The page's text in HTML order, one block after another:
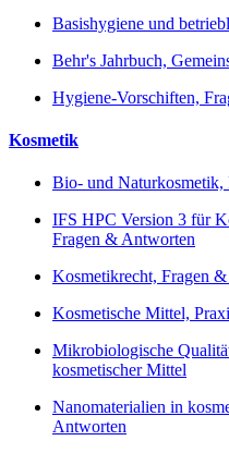
Basishygiene und
Behr's Jahrbuch,
Hygiene-Vorschiften,
Kosmetik
Bio- und
IFS HPC Version 3 für
Fragen & Antworten
Kosmetikrecht, Fragen
Kosmetische Mittel,
Mikrobiologische
kosmetischer Mittel
Nanomaterialien in
Antworten